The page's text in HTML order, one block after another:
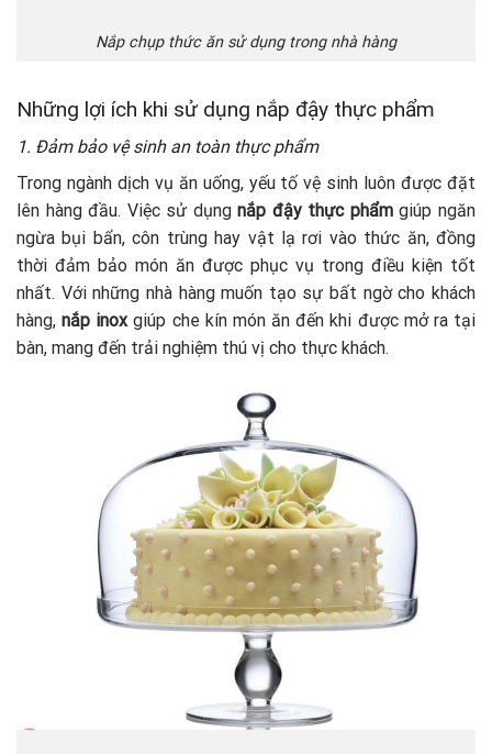
Nắp chụp thức ăn sử dụng trong nhà hàng
Những lợi ích khi sử dụng nắp đậy thực phẩm
1. Đảm bảo vệ sinh an toàn thực phẩm
Trong ngành dịch vụ ăn uống, yếu tố vệ sinh luôn được đặt
lên hàng đầu. Việc sử dụngnắp đậy thực phẩmgiúp ngăn
ngừa bụi bẩn, côn trùng hay vật lạ rơi vào thức ăn, đồng
thời đảm bảo món ăn được phục vụ trong điều kiện tốt
nhất. Với những nhà hàng muốn tạo sự bất ngờ cho khách
hàng,nắp inoxgiúp che kín món ăn đến khi được mở ra tại
bàn, mang đến trải nghiệm thú vị cho thực khách.